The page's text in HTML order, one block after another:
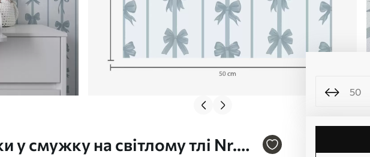
у смужку на світлому тлі Nr.